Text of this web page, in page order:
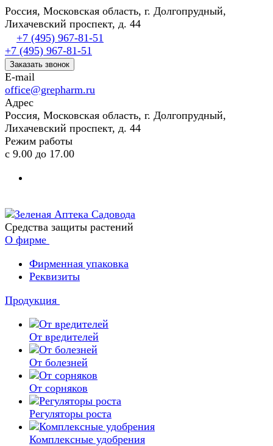
Россия, Московская область, г. Долгопрудный,
Лихачевский проспект, д. 44
+7 (495) 967-81-51
+7 (495) 967-81-51
Заказать звонок
E-mail
office@grepharm.ru
Адрес
Россия, Московская область, г. Долгопрудный,
Лихачевский проспект, д. 44
Режим работы
с 9.00 до 17.00
Средства защиты растений
О фирме
Фирменная упаковка
Реквизиты
Продукция
От вредителей
От болезней
От сорняков
Регуляторы роста
Комплексные удобрения